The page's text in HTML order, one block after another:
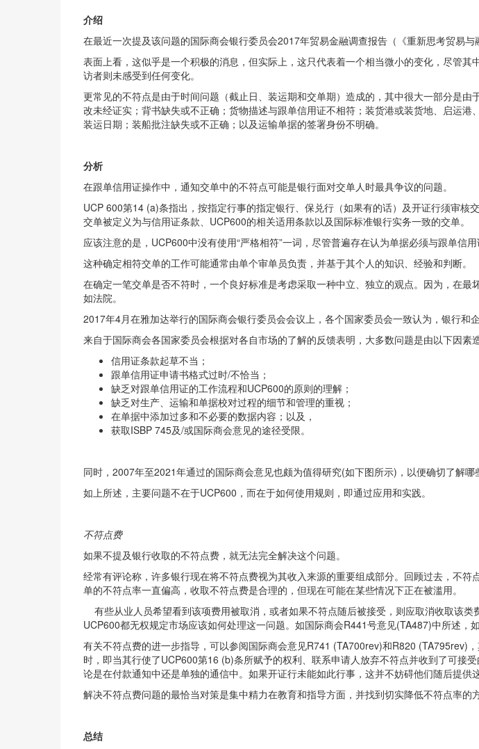
介绍
在最近一次提及该问题的国际商会银行委员会2017年贸易金融调查报告（《重新思考贸易
表面上看，这似乎是一个积极的消息，但实际上，这只代表着一个相当微小的变化，尽管
访者则未感受到任何变化。
更常见的不符点是由于时间问题（截止日、装运期和交单期）造成的，其中很大一部分是
改未经证实；背书缺失或不正确；货物描述与跟单信用证不相符；装货港或装货地、启运
装运日期；装船批注缺失或不正确；以及运输单据的签署身份不明确。
分析
在跟单信用证操作中，通知交单中的不符点可能是银行面对交单人时最具争议的问题。
UCP 600第14 (a)条指出，按指定行事的指定银行、保兑行（如果有的话）及开证行须审
交单被定义为与信用证条款、UCP600的相关适用条款以及国际标准银行实务一致的交单。
应该注意的是，UCP600中没有使用“严格相符”一词，尽管普遍存在认为单据必须与跟单信
这种确定相符交单的工作可能通常由单个审单员负责，并基于其个人的知识、经验和判断。
在确定一笔交单是否不符时，一个良好标准是考虑采取一种中立、独立的观点。因为，在
如法院。
2017年4月在雅加达举行的国际商会银行委员会会议上，各个国家委员会一致认为，银行和
来自于国际商会各国家委员会根据对各自市场的了解的反馈表明，大多数问题是由以下因素
信用证条款起草不当；
跟单信用证申请书格式过时/不恰当；
缺乏对跟单信用证的工作流程和UCP600的原则的理解；
缺乏对生产、运输和单据校对过程的细节和管理的重视；
在单据中添加过多和不必要的数据内容；以及，
获取ISBP 745及/或国际商会意见的途径受限。
同时，2007年至2021年通过的国际商会意见也颇为值得研究(如下图所示)，以便确切了解哪
如上所述，主要问题不在于UCP600，而在于如何使用规则，即通过应用和实践。
不符点费
如果不提及银行收取的不符点费，就无法完全解决这个问题。
经常有评论称，许多银行现在将不符点费视为其收入来源的重要组成部分。回顾过去，不
单的不符点率一直偏高，收取不符点费是合理的，但现在可能在某些情况下正在被滥用。
有些从业人员希望看到该项费用被取消，或者如果不符点随后被接受，则应取消收取该
UCP600都无权规定市场应该如何处理这一问题。如国际商会R441号意见(TA487)中所述，
有关不符点费的进一步指导，可以参阅国际商会意见R741 (TA700rev)和R820 (TA795rev)
时，即当其行使了UCP600第16 (b)条所赋予的权利、联系申请人放弃不符点并收到了可接
论是在付款通知中还是单独的通信中。如果开证行未能如此行事，这并不妨碍他们随后提供
解决不符点费问题的最恰当对策是集中精力在教育和指导方面，并找到切实降低不符点率的方
总结